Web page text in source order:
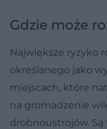
Gdzie może
Największe ryzyko
określanego jako
miejscach, które
na gromadzenie
drobnoustrojów. Są